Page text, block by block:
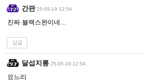
간판 25-05-19 12:54
진짜 블랙스완이네...
답글
달섭지롱 25-05-19 12:54
묘느리